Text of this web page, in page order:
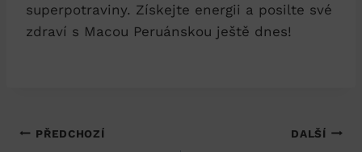
superpotraviny. Získejte energii a posilte své
zdraví s Macou Peruánskou ještě dnes!
Navigace
PŘEDCHOZÍ DALŠÍ